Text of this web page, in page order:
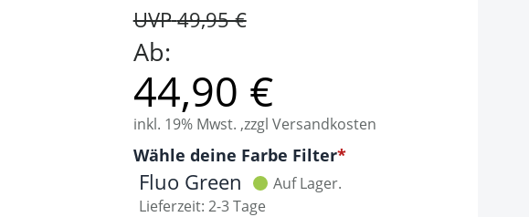
UVP 49,95 €
Ab:
44,90 €
inkl. 19% Mwst. ,zzgl Versandkosten
Optionen
Wähle deine Farbe Filter
It is required to select one of the available
Fluo Green
Auf Lager.
Lieferzeit: 2-3 Tage